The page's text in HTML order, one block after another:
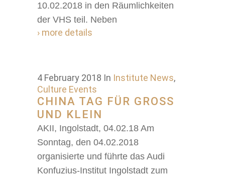
10.02.2018 in den Räumlichkeiten
der VHS teil. Neben
› more details
4 February 2018 In Institute News,
Culture Events
CHINA TAG FÜR GROSS U
ND KLEIN
AKII, Ingolstadt, 04.02.18 Am
Sonntag, den 04.02.2018
organisierte und führte das Audi
Konfuzius-Institut Ingolstadt zum